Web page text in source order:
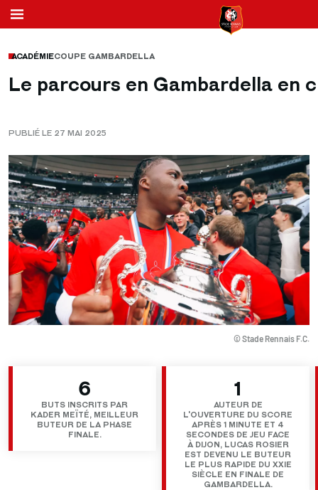
ACADÉMIECOUPE GAMBARDELLA
Le parcours en Gambardella en
PUBLIÉ LE 27 MAI 2025
© Stade Rennais F.C.
6
BUTS INSCRITS PAR
KADER MEÏTÉ, MEILLEUR
BUTEUR DE LA PHASE
FINALE.
1
AUTEUR DE
L'OUVERTURE DU SCORE
APRÈS 1 MINUTE ET 4
SECONDES DE JEU FACE
À DIJON, LUCAS ROSIER
EST DEVENU LE BUTEUR
LE PLUS RAPIDE DU XXIE
SIÈCLE EN FINALE DE
GAMBARDELLA.